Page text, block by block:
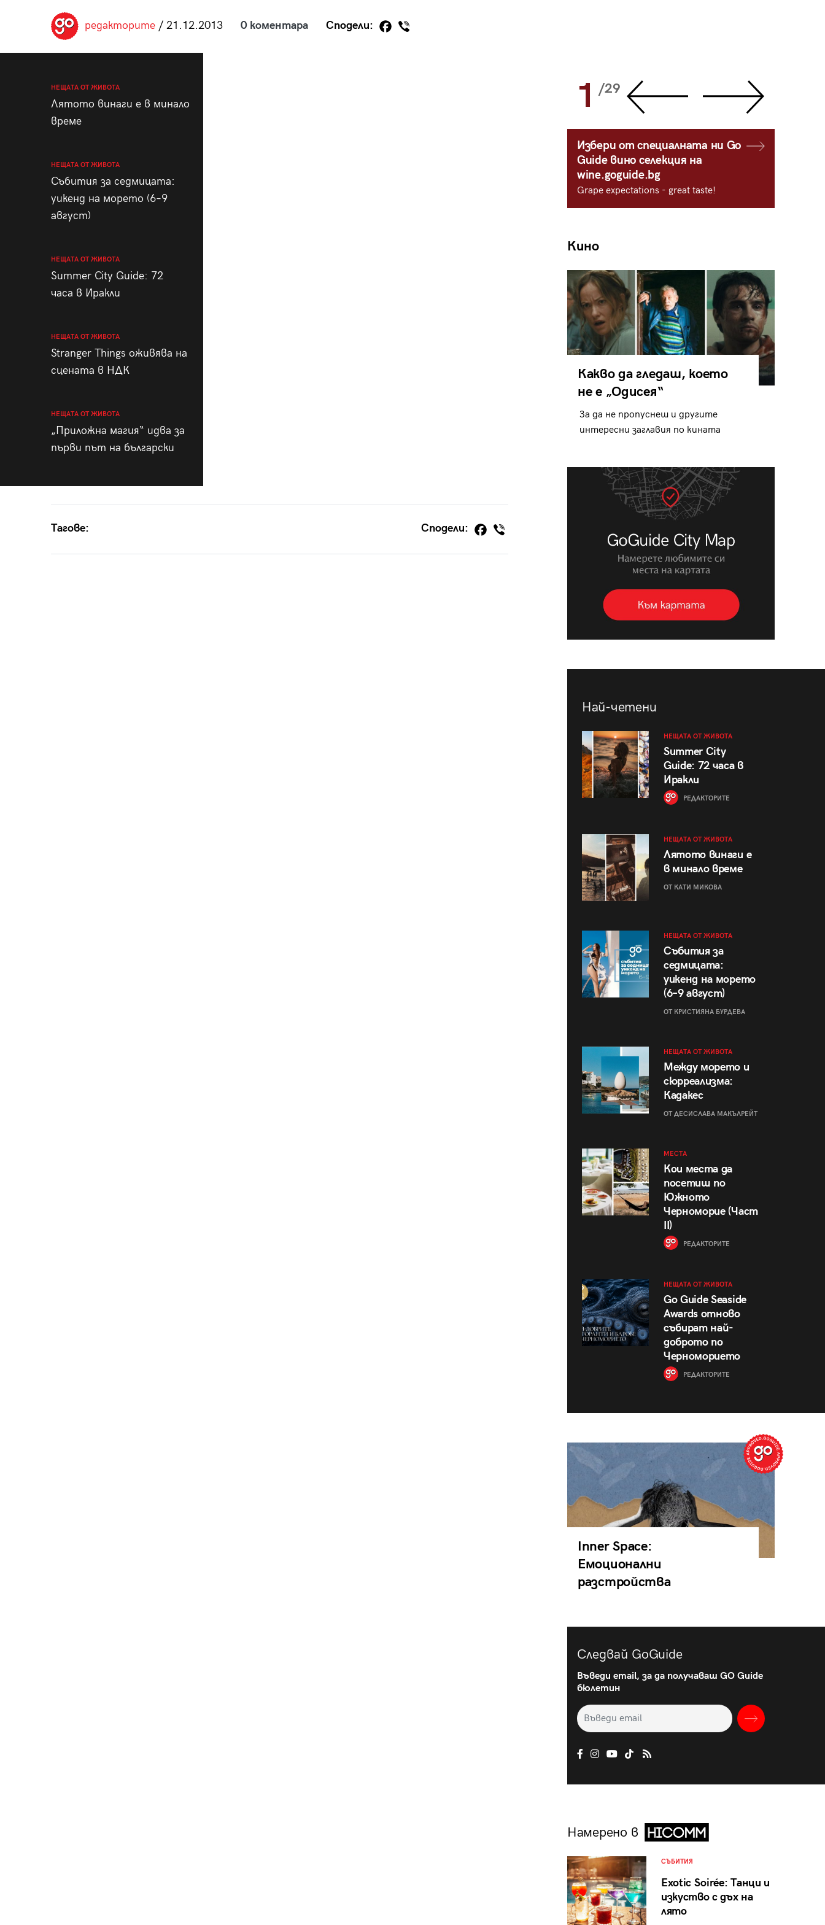
редакторите/ 21.12.2013 0 коментара Сподели:
НЕЩАТА ОТ ЖИВОТА
Лятото винаги е в минало
време
НЕЩАТА ОТ ЖИВОТА
Събития за седмицата:
уикенд на морето (6–9
август)
НЕЩАТА ОТ ЖИВОТА
Summer City Guide: 72
часа в Иракли
НЕЩАТА ОТ ЖИВОТА
Stranger Things оживява на
сцената в НДК
НЕЩАТА ОТ ЖИВОТА
„Приложна магия“ идва за
първи път на български
Тагове: Сподели:
28 1 /29
Избери от специалната ни Go
Guide вино селекция на
wine.goguide.bg
Grape expectations - great taste!
Кино
Какво да гледаш, което
не е „Одисея“
За да не пропуснеш и другите
интересни заглавия по кината
Най-четени
НЕЩАТА ОТ ЖИВОТА
Summer City
Guide: 72 часа в
Иракли
РЕДАКТОРИТЕ
НЕЩАТА ОТ ЖИВОТА
Лятото винаги е
в минало време
ОТ КАТИ МИКОВА
НЕЩАТА ОТ ЖИВОТА
Събития за
седмицата:
уикенд на морето
(6–9 август)
ОТ КРИСТИЯНА БУРДЕВА
НЕЩАТА ОТ ЖИВОТА
Между морето и
сюрреализма:
Кадакес
ОТ ДЕСИСЛАВА МАКЪЛРЕЙТ
МЕСТА
Кои места да
посетиш по
Южното
Черноморие (Част
II)
РЕДАКТОРИТЕ
НЕЩАТА ОТ ЖИВОТА
Go Guide Seaside
Awards отново
събират най-
доброто по
Черноморието
РЕДАКТОРИТЕ
Inner Space:
Емоционални
разстройства
Следвай GoGuide
Въведи email, за да получаваш GO Guide
бюлетин
Намерено в
СЪБИТИЯ
Exotic Soirée: Танци и
изкуство с дъх на
лято